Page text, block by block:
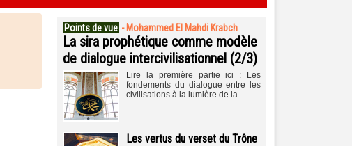
Points de vue - Mohammed El Mahdi Krabch
La sira prophétique comme modèle
de dialogue intercivilisationnel (2/3)
Lire la première partie ici : Les
fondements du dialogue entre les
civilisations à la lumière de la...
Les vertus du verset du Trône